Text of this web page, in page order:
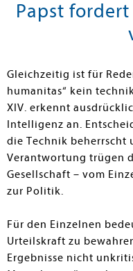
Papst
Gleichzeitig ist für
humanitas“ kein
XIV. erkennt
Intelligenz an.
die Technik beherrscht
Verantwortung trügen
Gesellschaft – vom
zur Politik.
Für den Einzelnen
Urteilskraft zu
Ergebnisse nicht